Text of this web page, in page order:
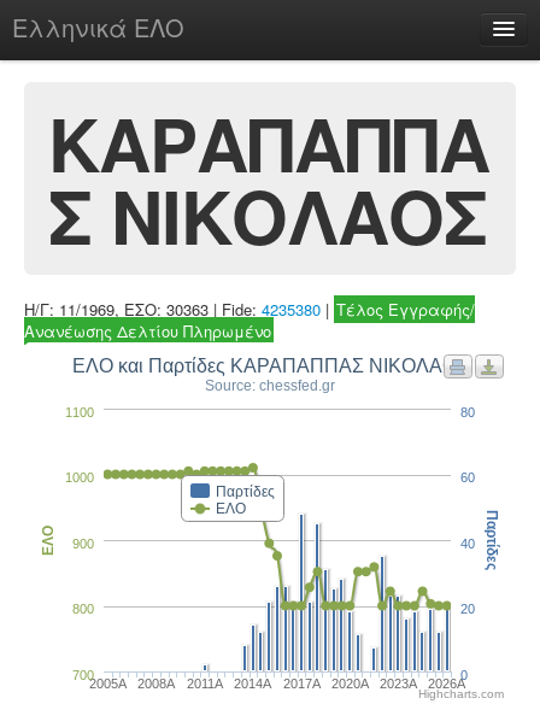
Ελληνικά ΕΛΟ
chesstu.be @ discord
Login
ΚΑΡΑΠΑΠΠΑ
Σ ΝΙΚΟΛΑΟΣ
Η/Γ: 11/1969, ΕΣΟ: 30363 | Fide: 4235380 | Τέλος Εγγραφής/
Ανανέωσης Δελτίου Πληρωμένο
ΕΛΟ και Παρτίδες ΚΑΡΑΠΑΠΠΑΣ ΝΙΚΟΛΑΟΣ
Source: chessfed.gr
Παρτίδες
ΕΛΟ
2005A 2008A 2011A 2014A 2017A 2020A 2023Α 2026A
800
900
1000
700
1100
ΕΛΟ
0
20
40
60
80
Παρτίδες
Highcharts.com